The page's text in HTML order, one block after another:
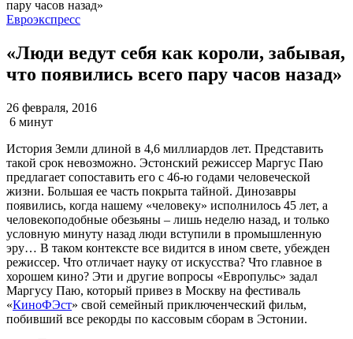
Евроэкспресс
«Люди ведут себя как короли, забывая,
что появились всего пару часов назад»
26 февраля, 2016
6 минут
История Земли длиной в 4,6 миллиардов лет. Представить
такой срок невозможно. Эстонский режиссер Маргус Паю
предлагает сопоставить его с 46-ю годами человеческой
жизни. Большая ее часть покрыта тайной. Динозавры
появились, когда нашему «человеку» исполнилось 45 лет, а
человекоподобные обезьяны – лишь неделю назад, и только
условную минуту назад люди вступили в промышленную
эру… В таком контексте все видится в ином свете, убежден
режиссер. Что отличает науку от искусства? Что главное в
хорошем кино? Эти и другие вопросы «Европульс» задал
Маргусу Паю, который привез в Москву на фестиваль
«КиноФЭст» свой семейный приключенческий фильм,
побивший все рекорды по кассовым сборам в Эстонии.